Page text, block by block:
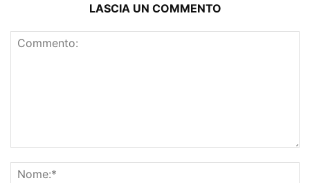
LASCIA UN COMMENTO